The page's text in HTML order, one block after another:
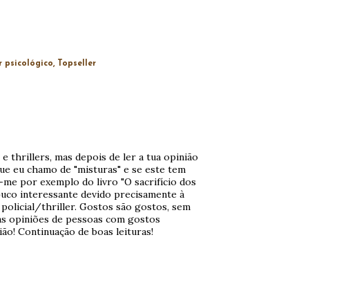
psicológico Topseller
thrillers, mas depois de ler a tua opinião
eu chamo de "misturas" e se este tem
me por exemplo do livro "O sacrifício dos
interessante devido precisamente à
policial/thriller. Gostos são gostos, sem
opiniões de pessoas com gostos
Continuação de boas leituras!